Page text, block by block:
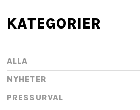
KATEGORIER
ALLA
NYHETER
PRESSURVAL